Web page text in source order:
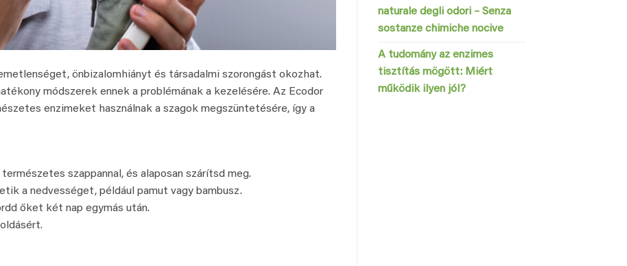
önbizalomhiányt és társadalmi szorongást okozhat.
módszerek ennek a problémának a kezelésére. Az Ecodor
enzimeket használnak a szagok megszüntetésére, így a
szappannal, és alaposan szárítsd meg.
a nedvességet, például pamut vagy bambusz.
őket két nap egymás után.
naturale degli odori – Senza
sostanze chimiche nocive
A tudomány az enzimes
tisztítás mögött: Miért
működik ilyen jól?